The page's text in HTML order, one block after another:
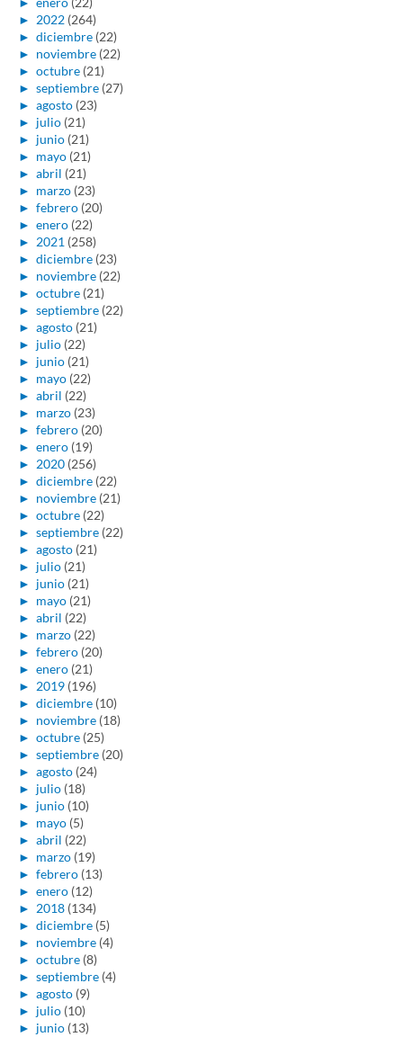
► 2022 (264)
► diciembre (22)
► noviembre (22)
► octubre (21)
► septiembre (27)
► agosto (23)
► julio (21)
► junio (21)
► mayo (21)
► abril (21)
► marzo (23)
► febrero (20)
► enero (22)
► 2021 (258)
► diciembre (23)
► noviembre (22)
► octubre (21)
► septiembre (22)
► agosto (21)
► julio (22)
► junio (21)
► mayo (22)
► abril (22)
► marzo (23)
► febrero (20)
► enero (19)
► 2020 (256)
► diciembre (22)
► noviembre (21)
► octubre (22)
► septiembre (22)
► agosto (21)
► julio (21)
► junio (21)
► mayo (21)
► abril (22)
► marzo (22)
► febrero (20)
► enero (21)
► 2019 (196)
► diciembre (10)
► noviembre (18)
► octubre (25)
► septiembre (20)
► agosto (24)
► julio (18)
► junio (10)
► mayo (5)
► abril (22)
► marzo (19)
► febrero (13)
► enero (12)
► 2018 (134)
► diciembre (5)
► noviembre (4)
► octubre (8)
► septiembre (4)
► agosto (9)
► julio (10)
► junio (13)